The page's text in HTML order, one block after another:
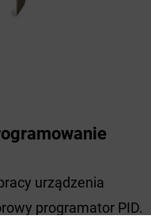
urządzenia
programator PID.